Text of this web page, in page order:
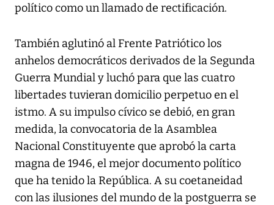
político como un llamado de rectificación.
También aglutinó al Frente Patriótico los
anhelos democráticos derivados de la Segunda
Guerra Mundial y luchó para que las cuatro
libertades tuvieran domicilio perpetuo en el
istmo. A su impulso cívico se debió, en gran
medida, la convocatoria de la Asamblea
Nacional Constituyente que aprobó la carta
magna de 1946, el mejor documento político
que ha tenido la República. A su coetaneidad
con las ilusiones del mundo de la postguerra se